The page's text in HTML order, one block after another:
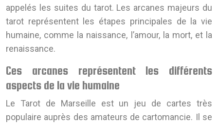
appelés les suites du tarot. Les arcanes majeurs du
tarot représentent les étapes principales de la vie
humaine, comme la naissance, l’amour, la mort, et la
renaissance.
Ces arcanes représentent les différents
aspects de la vie humaine
Le Tarot de Marseille est un jeu de cartes très
populaire auprès des amateurs de cartomancie. Il se